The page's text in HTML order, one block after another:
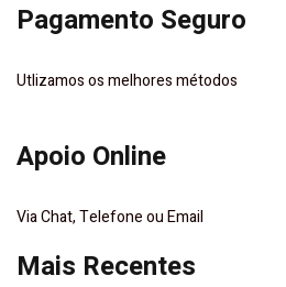
Pagamento Seguro
Utlizamos os melhores métodos
Apoio Online
Via Chat, Telefone ou Email
Mais Recentes